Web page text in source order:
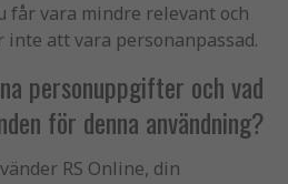
får vara mindre relevant och
att vara personanpassad.
personuppgifter och vad
för denna användning?
RS Online, din